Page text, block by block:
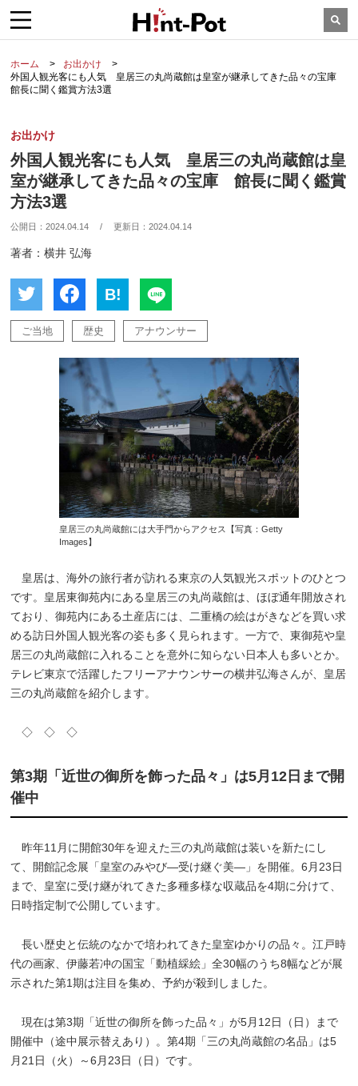
ホーム
お出かけ
外国人観光客にも人気 皇居三の丸尚蔵館は皇室が継承してきた品々の宝庫
館長に聞く鑑賞方法3選
お出かけ
外国人観光客にも人気 皇居三の丸尚蔵館は皇
室が継承してきた品々の宝庫 館長に聞く鑑賞
方法3選
公開日：2024.04.14 / 更新日：2024.04.14
著者：横井 弘海
B!
ご当地 歴史 アナウンサー
皇居三の丸尚蔵館には大手門からアクセス【写真：Getty
Images】
皇居は、海外の旅行者が訪れる東京の人気観光スポットのひとつ
です。皇居東御苑内にある皇居三の丸尚蔵館は、ほぼ通年開放され
ており、御苑内にある土産店には、二重橋の絵はがきなどを買い求
める訪日外国人観光客の姿も多く見られます。一方で、東御苑や皇
居三の丸尚蔵館に入れることを意外に知らない日本人も多いとか。
テレビ東京で活躍したフリーアナウンサーの横井弘海さんが、皇居
三の丸尚蔵館を紹介します。
◇ ◇ ◇
第3期「近世の御所を飾った品々」は5月12日まで開
催中
昨年11月に開館30年を迎えた三の丸尚蔵館は装いを新たにし
て、開館記念展「皇室のみやび―受け継ぐ美―」を開催。6月23日
まで、皇室に受け継がれてきた多種多様な収蔵品を4期に分けて、
日時指定制で公開しています。
長い歴史と伝統のなかで培われてきた皇室ゆかりの品々。江戸時
代の画家、伊藤若冲の国宝「動植綵絵」全30幅のうち8幅などが展
示された第1期は注目を集め、予約が殺到しました。
現在は第3期「近世の御所を飾った品々」が5月12日（日）まで
開催中（途中展示替えあり）。第4期「三の丸尚蔵館の名品」は5
月21日（火）～6月23日（日）です。